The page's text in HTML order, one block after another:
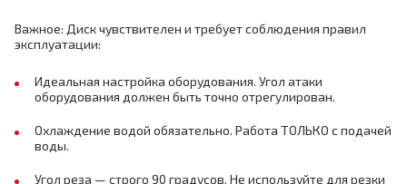
Важное: Диск чувствителен и требует соблюдения правил
эксплуатации:
Идеальная настройка оборудования. Угол атаки
оборудования должен быть точно отрегулирован.
Охлаждение водой обязательно. Работа ТОЛЬКО с подачей
воды.
Угол реза — строго 90 градусов. Не используйте для резки